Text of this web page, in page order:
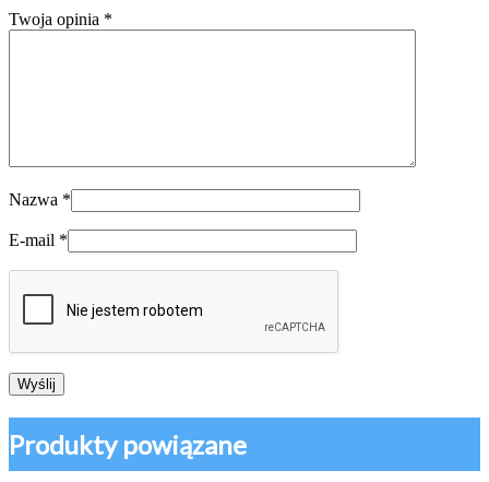
Twoja opinia *
Nazwa *
E-mail *
Produkty powiązane